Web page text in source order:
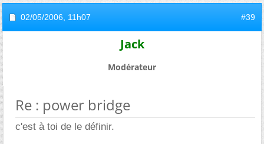
02/05/2006, 11h07 #39
Jack
Modérateur
Re : power bridge
c'est à toi de le définir.